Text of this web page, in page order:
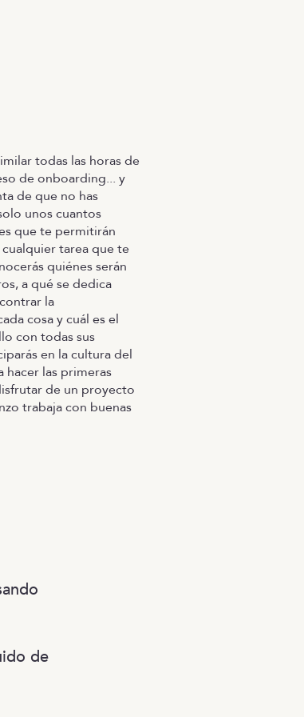
todas las horas de
de onboarding... y
de que no has
unos cuantos
que te permitirán
tarea que te
quiénes serán
a qué se dedica
la
cosa y cuál es el
con todas sus
en la cultura del
hacer las primeras
de un proyecto
trabaja con buenas
de